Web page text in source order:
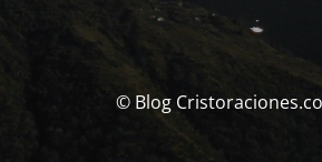
© Blog